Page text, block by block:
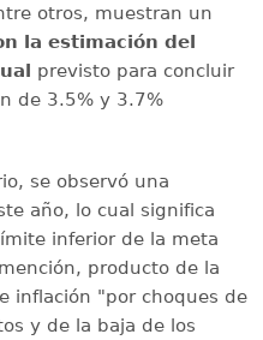
otros, muestran un
la estimación del
previsto para concluir
de 3.5% y 3.7%
se observó una
año, lo cual significa
inferior de la meta
producto de la
inflación "por choques de
y de la baja de los